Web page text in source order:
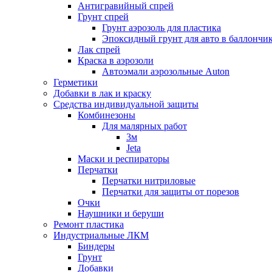
Антигравийный спрей
Грунт спрей
Грунт аэрозоль для пластика
Эпоксидный грунт для авто в
Лак спрей
Краска в аэрозоли
Автоэмали аэрозольные Auton
Герметики
Добавки в лак и краску
Средства индивидуальной защиты
Комбинезоны
Для малярных работ
3м
Jeta
Маски и респираторы
Перчатки
Перчатки нитриловые
Перчатки для защиты от порезов
Очки
Наушники и беруши
Ремонт пластика
Индустриальные ЛКМ
Биндеры
Грунт
Добавки